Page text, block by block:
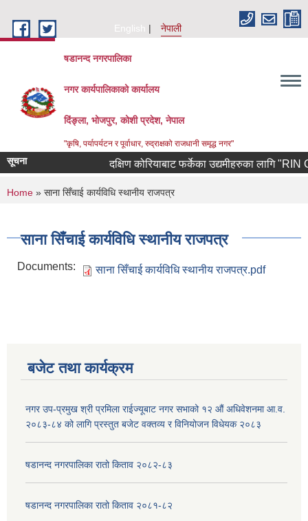
English
नेपाली
षडानन्द नगरपालिका
नगर कार्यपालिकाको कार्यालय
दिंङ्ला, भोजपुर, कोशी प्रदेश, नेपाल
"कृषि, पर्यापर्यटन र पूर्वाधार, रुद्राक्षको राजधानी समृद्ध नगर"
सूचना दक्षिण कोरियाबाट फर्केका उद्यमीहरुका लागि "RIN
You are here
Home » साना सिँचाई कार्यविधि स्थानीय राजपत्र
साना सिँचाई कार्यविधि स्थानीय राजपत्र
Documents: साना सिँचाई कार्यविधि स्थानीय राजपत्र.pdf
बजेट तथा कार्यक्रम
नगर उप-प्रमुख श्री प्रमिला राईज्यूबाट नगर सभाको १२ ‍औं अधिवेशनमा आ.व.
२०८३-८४ को लागि प्रस्तुत बजेट वक्तव्य र विनियोजन विधेयक २०८३
षडानन्द नगरपालिका रातो किताव २०८२-८३
षडानन्द नगरपालिका रातो किताव २०८१-८२